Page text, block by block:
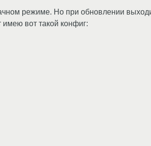
режиме. Но при обновлении
вот такой конфиг: